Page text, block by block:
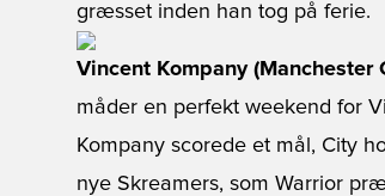
græsset inden han tog på ferie.
Vincent Kompany (Manchester
måder en perfekt weekend for
Kompany scorede et mål, City
nye Skreamers, som Warrior